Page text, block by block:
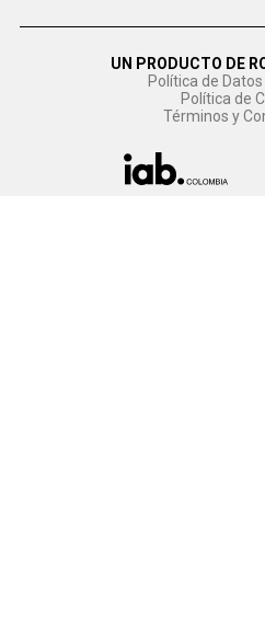
UN PRODUCTO DE
Política de
Política de
Términos y